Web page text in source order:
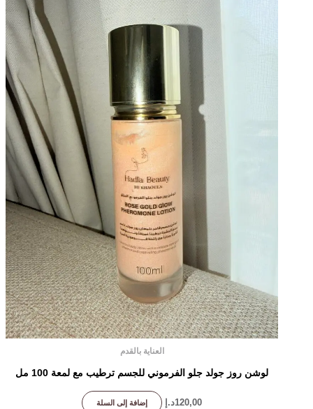
العناية بالقدم
لوشن روز جولد جلو الفرموني للجسم ترطيب مع لمعة 100 مل
120,00د.إ إضافة إلى السلة